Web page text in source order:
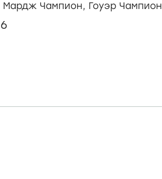
Мардж Чампион, Гоуэр Чампион
6